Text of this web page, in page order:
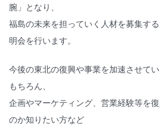
腕」となり、
福島の未来を担っていく人材を募集す
明会を行います。
今後の東北の復興や事業を加速させて
もちろん、
企画やマーケティング、営業経験等を
のか知りたい方など